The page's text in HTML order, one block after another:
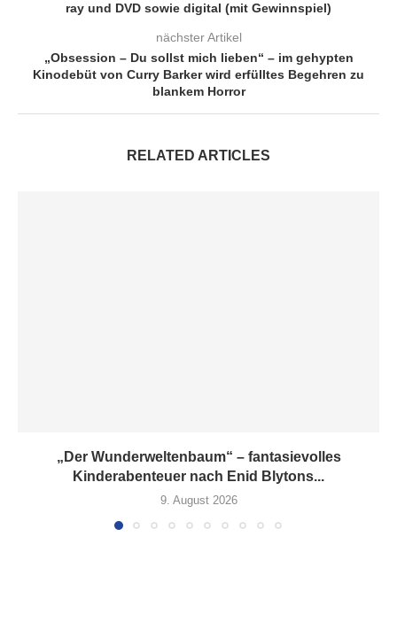
ray und DVD sowie digital (mit Gewinnspiel)
nächster Artikel
„Obsession – Du sollst mich lieben“ – im gehypten
Kinodebüt von Curry Barker wird erfülltes Begehren zu
blankem Horror
RELATED ARTICLES
„Der Wunderweltenbaum“ – fantasievolles
Kinderabenteuer nach Enid Blytons...
9. August 2026